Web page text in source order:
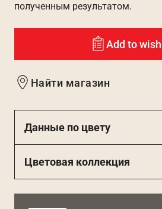
полученным результатом.
Add to
Найти магазин
Данные по цвету
Цветовая коллекция